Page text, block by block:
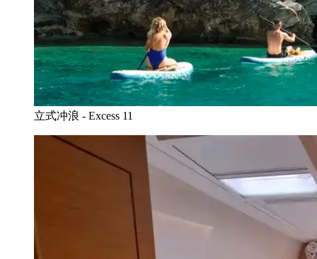
立式冲浪 - Excess 11